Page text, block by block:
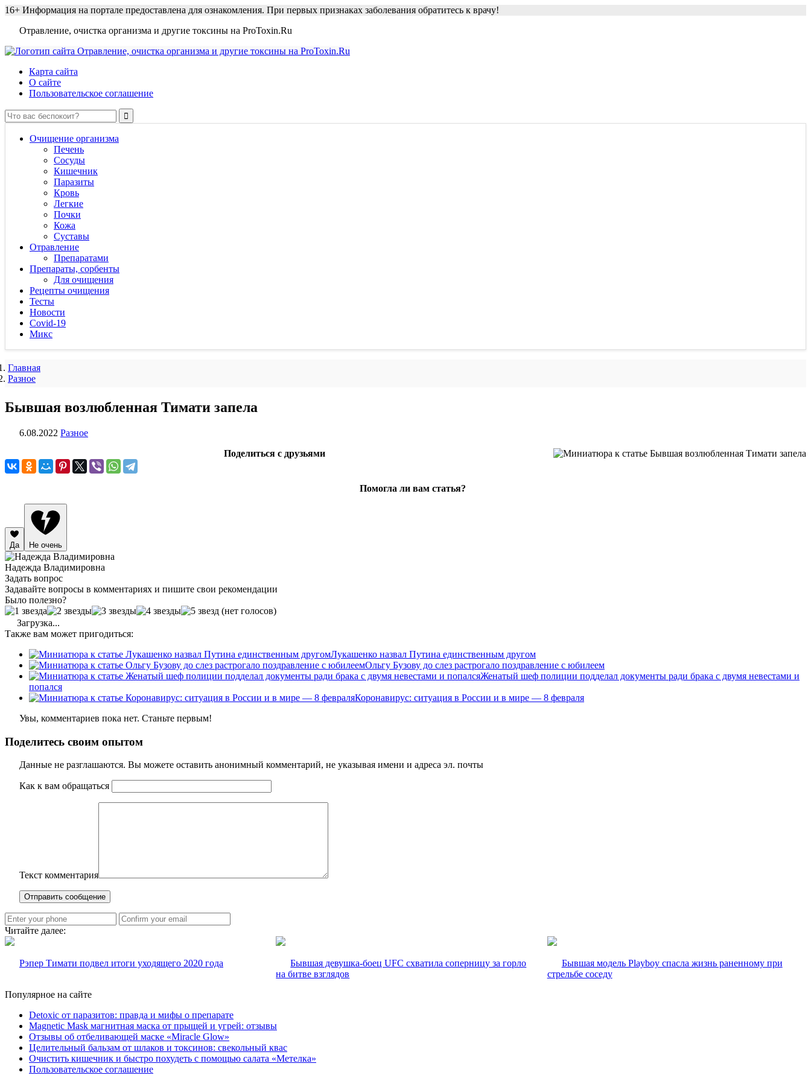
16+ Информация на портале предоставлена для ознакомления. При первых признаках заболевания обратитесь к врачу!
Отравление, очистка организма и другие токсины на ProToxin.Ru
Карта сайта
О сайте
Пользовательское соглашение
Очищение организма
Печень
Сосуды
Кишечник
Паразиты
Кровь
Легкие
Почки
Кожа
Суставы
Отравление
Препаратами
Препараты, сорбенты
Для очищения
Рецепты очищения
Тесты
Новости
Covid-19
Микс
Главная
Разное
Бывшая возлюбленная Тимати запела
6.08.2022 Разное
Поделиться с друзьями
Помогла ли вам статья?
Да Не очень
Надежда Владимировна
Задать вопрос
Задавайте вопросы в комментариях и пишите свои рекомендации
Было полезно?
(нет голосов)
Загрузка...
Также вам может пригодиться:
Лукашенко назвал Путина единственным другом
Ольгу Бузову до слез растрогало поздравление с юбилеем
Женатый шеф полиции подделал документы ради брака с двумя невестами и
попался
Коронавирус: ситуация в России и в мире — 8 февраля
Увы, комментариев пока нет. Станьте первым!
Поделитесь своим опытом
Данные не разглашаются. Вы можете оставить анонимный комментарий, не указывая имени и адреса эл. почты
Как к вам обращаться
Текст комментария
Читайте далее:
Рэпер Тимати подвел итоги уходящего 2020 года
Бывшая девушка-боец UFC схватила соперницу за горло
на битве взглядов
Бывшая модель Playboy спасла жизнь раненному при
стрельбе соседу
Популярное на сайте
Detoxic от паразитов: правда и мифы о препарате
Magnetic Mask магнитная маска от прыщей и угрей: отзывы
Отзывы об отбеливающей маске «Miracle Glow»
Целительный бальзам от шлаков и токсинов: свекольный квас
Очистить кишечник и быстро похудеть с помощью салата «Метелка»
Пользовательское соглашение